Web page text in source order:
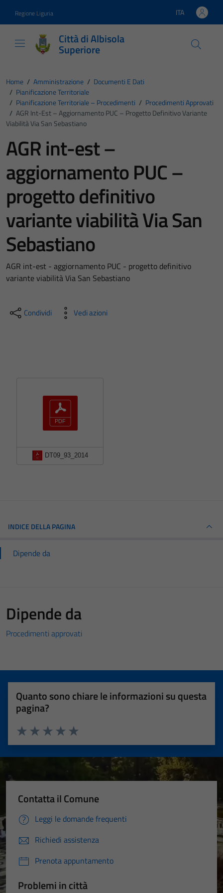
Regione Liguria Lingua attiva:
ITA
Città di Albisola
Superiore
Home / Amministrazione / Documenti E Dati
/ Pianificazione Territoriale
/ Pianificazione Territoriale – Procedimenti / Procedimenti Approvati
/ AGR Int-Est – Aggiornamento PUC – Progetto Definitivo Variante
Viabilità Via San Sebastiano
AGR int-est –
aggiornamento PUC –
progetto definitivo
variante viabilità Via San
Sebastiano
AGR int-est - aggiornamento PUC - progetto definitivo
variante viabilità Via San Sebastiano
Condividi Vedi azioni
DT09_93_2014
INDICE DELLA PAGINA
Dipende da
Dipende da
Procedimenti approvati
Quanto sono chiare le informazioni su questa
pagina?
Valuta 5 stelle su 5
Valuta 4 stelle su 5
Valuta 3 stelle su 5
Valuta 2 stelle su 5
Valuta 1 stelle su 5
Contatta il Comune
Leggi le domande frequenti
Richiedi assistenza
Prenota appuntamento
Problemi in città